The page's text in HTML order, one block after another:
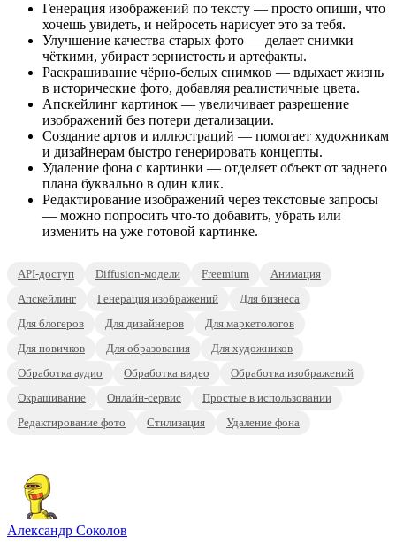
Генерация изображений по тексту — просто опиши, что
хочешь увидеть, и нейросеть нарисует это за тебя.
Улучшение качества старых фото — делает снимки
чёткими, убирает зернистость и артефакты.
Раскрашивание чёрно-белых снимков — вдыхает жизнь
в исторические фото, добавляя реалистичные цвета.
Апскейлинг картинок — увеличивает разрешение
изображений без потери детализации.
Создание артов и иллюстраций — помогает художникам
и дизайнерам быстро генерировать концепты.
Удаление фона с картинки — отделяет объект от заднего
плана буквально в один клик.
Редактирование изображений через текстовые запросы
— можно попросить что-то добавить, убрать или
изменить на уже готовой картинке.
API-доступ Diffusion-модели Freemium
Анимация
Апскейлинг
Генерация изображений
Для бизнеса
Для блогеров
Для дизайнеров
Для маркетологов
Для новичков
Для образования
Для художников
Обработка аудио
Обработка видео
Обработка изображений
Окрашивание
Онлайн-сервис
Простые в использовании
Редактирование фото
Стилизация Удаление фона
Александр Соколов